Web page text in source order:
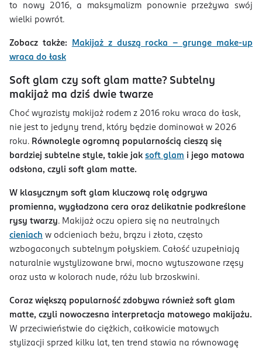
to nowy 2016, a maksymalizm ponownie przeżywa swój
wielki powrót.
Zobacz także:
Makijaż z duszą rocka – grunge make-up
wraca do łask
Soft glam czy soft glam matte? Subtelny
makijaż ma dziś dwie twarze
Choć wyrazisty makijaż rodem z 2016 roku wraca do łask,
nie jest to jedyny trend, który będzie dominował w 2026
roku. Równolegle ogromną popularnością cieszą się
bardziej subtelne style, takie jak soft glam i jego matowa
odsłona, czyli soft glam matte.
W klasycznym soft glam kluczową rolę odgrywa
promienna, wygładzona cera oraz delikatnie podkreślone
rysy twarzy. Makijaż oczu opiera się na neutralnych
cieniach w odcieniach beżu, brązu i złota, często
wzbogaconych subtelnym połyskiem. Całość uzupełniają
naturalnie wystylizowane brwi, mocno wytuszowane rzęsy
oraz usta w kolorach nude, różu lub brzoskwini.
Coraz większą popularność zdobywa również soft glam
matte, czyli nowoczesna interpretacja matowego makijażu.
W przeciwieństwie do ciężkich, całkowicie matowych
stylizacji sprzed kilku lat, ten trend stawia na równowagę